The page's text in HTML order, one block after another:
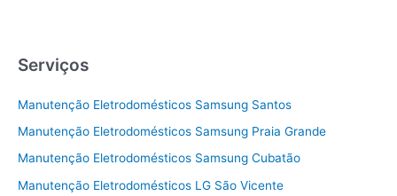
Serviços
Manutenção Eletrodomésticos Samsung Santos
Manutenção Eletrodomésticos Samsung Praia Grande
Manutenção Eletrodomésticos Samsung Cubatão
Manutenção Eletrodomésticos LG São Vicente